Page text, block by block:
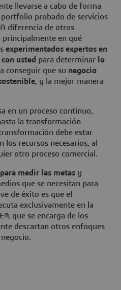
llevarse a cabo de forma
probado de servicios
diferencia de otros
principalmente en qué
experimentados expertos en
usted para determinar lo
conseguir que su negocio
, y la mejor manera
en un proceso continuo,
la transformación
debe estar
recursos necesarios, al
otro proceso comercial.
medir las metas y
que se necesitan para
de éxito es que el
exclusivamente en la
que se encarga de los
descartan otros enfoques